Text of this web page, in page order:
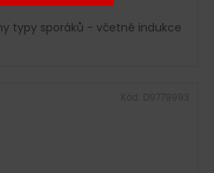
typy sporáků - včetně indukce